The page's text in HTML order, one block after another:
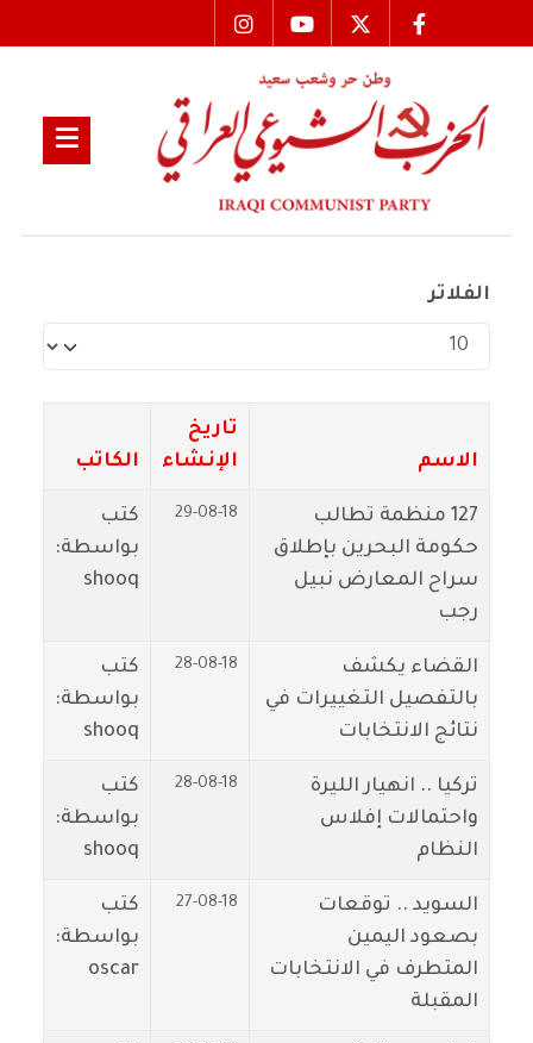
الفلاتر
عدد الإظهارات:
الاسم
تاريخ
الإنشاء
الكاتب
127 منظمة تطالب
حكومة البحرين بإطلاق
سراح المعارض نبيل
رجب
29-08-18
كتب
بواسطة:
shooq
القضاء يكشف
بالتفصيل التغييرات في
نتائج الانتخابات
28-08-18
كتب
بواسطة:
shooq
تركيا .. انهيار الليرة
واحتمالات إفلاس
النظام
28-08-18
كتب
بواسطة:
shooq
السويد .. توقعات
بصعود اليمين
المتطرف في الانتخابات
المقبلة
27-08-18
كتب
بواسطة:
oscar